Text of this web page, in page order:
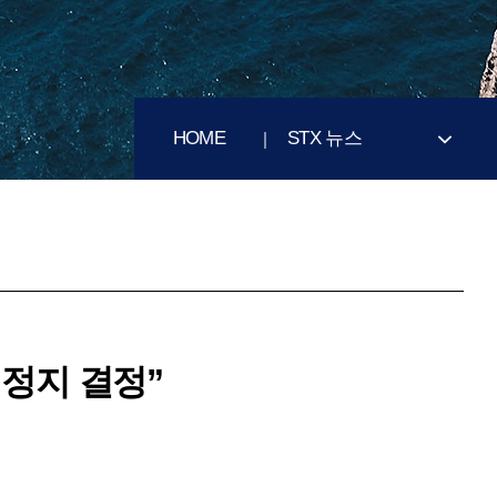
HOME STX 뉴스
지 결정”